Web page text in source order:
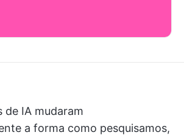
de IA mudaram
a forma como pesquisamos,